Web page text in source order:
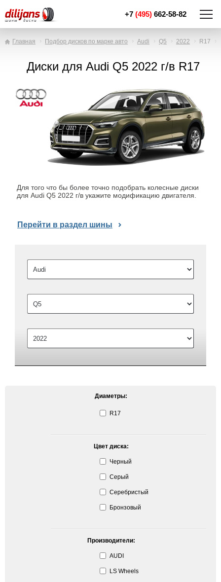
+7 (495) 662-58-82
Главная Подбор дисков по марке авто Audi Q5 2022 R17
Диски для Audi Q5 2022 г/в R17
Для того что бы более точно подобрать колесные диски
для Audi Q5 2022 г/в укажите модификацию двигателя.
Перейти в раздел шины
Диаметры:
R17
Цвет диска:
Черный
Серый
Серебристый
Бронзовый
Производители:
AUDI
LS Wheels